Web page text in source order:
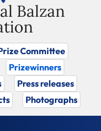
Balzan
Committee
Prizewinners
Press releases
Photographs